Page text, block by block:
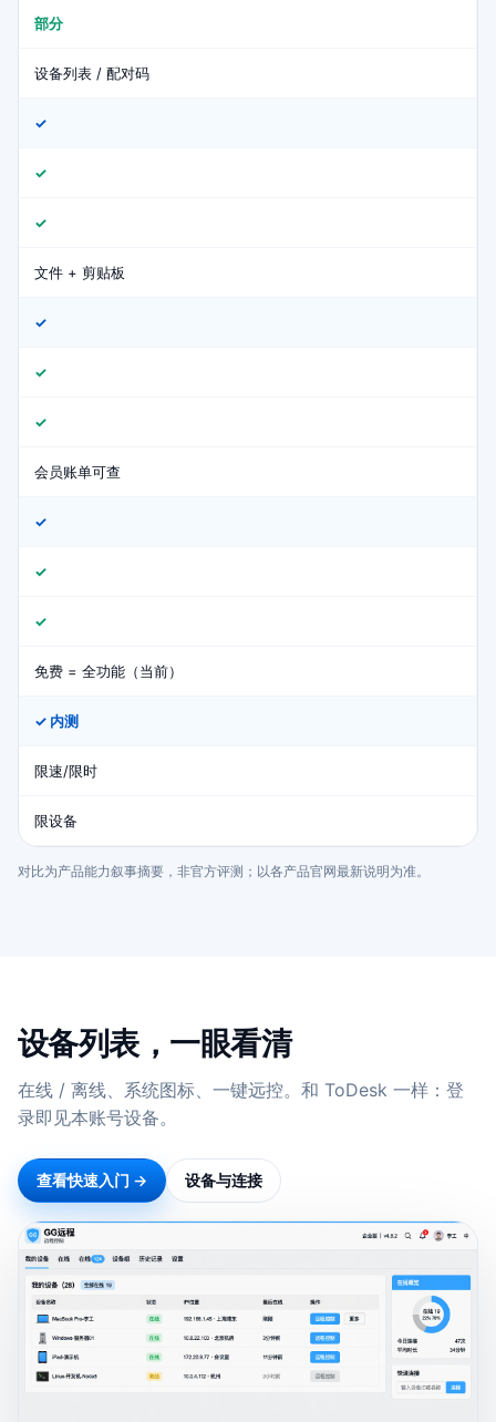
部分
设备列表 / 配对码
✓
✓
✓
文件 + 剪贴板
✓
✓
✓
会员账单可查
✓
✓
✓
免费 = 全功能（当前）
✓ 内测
限速/限时
限设备
对比为产品能力叙事摘要，非官方评测；以各产品官网最新说明为准。
设备列表，一眼看清
在线 / 离线、系统图标、一键远控。和 ToDesk 一样：登
录即见本账号设备。
查看快速入门 → 设备与连接